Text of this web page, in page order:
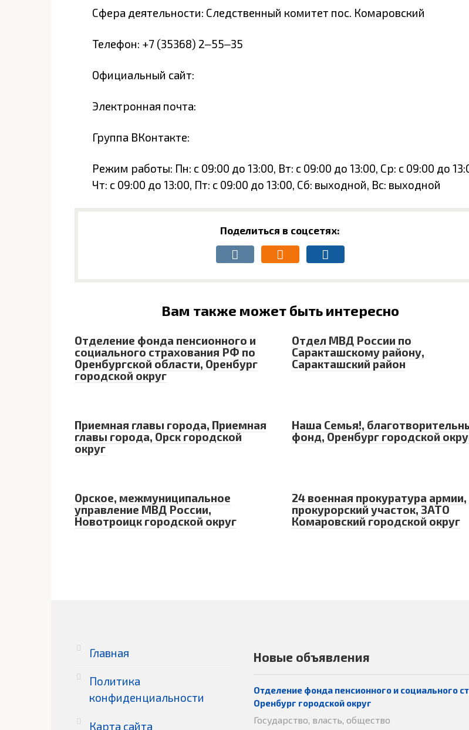
Сфера деятельности: Следственный комитет пос. Комаровский
Телефон: +7 (35368) 2‒55‒35
Официальный сайт:
Электронная почта:
Группа ВКонтакте:
Режим работы: Пн: с 09:00 до 13:00, Вт: с 09:00 до 13:00, Ср: с 09:00 до
Чт: с 09:00 до 13:00, Пт: с 09:00 до 13:00, Сб: выходной, Вс: выходной
Поделиться в соцсетях:
Вам также может быть интересно
Отделение фонда пенсионного и
социального страхования РФ по
Оренбургской области, Оренбург
городской округ
Отдел МВД России по
Саракташскому району,
Саракташский район
Приемная главы города, Приемная
главы города, Орск городской
округ
Наша Семья!,
фонд, Оренбург городской
Орское, межмуниципальное
управление МВД России,
Новотроицк городской округ
24 военная прокуратура армии,
прокурорский участок, ЗАТО
Комаровский городской округ
Главная
Политика
конфиденциальности
Карта сайта
Новые объявления
Отделение фонда пенсионного и социального
Оренбург городской округ
Государство, власть, общество